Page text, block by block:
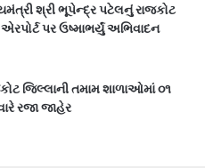
શ્રી ભૂપેન્દ્ર પટેલનું રાજકોટ
પર ઉષ્માભર્યું અભિવાદન
જિલ્લાની તમામ શાળાઓમાં ૦૧
રજા જાહેર